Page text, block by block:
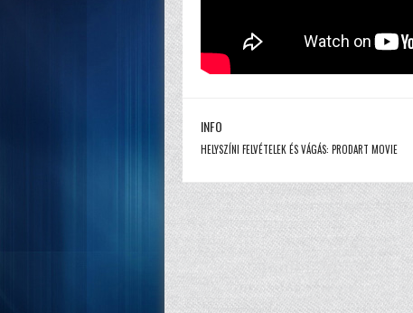
INFO
HELYSZÍNI FELVÉTELEK ÉS VÁGÁS: PRODART MOVIE